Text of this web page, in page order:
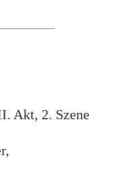
Akt, 2. Szene